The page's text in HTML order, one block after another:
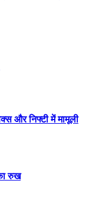
और निफ्टी में मामूली
रुख